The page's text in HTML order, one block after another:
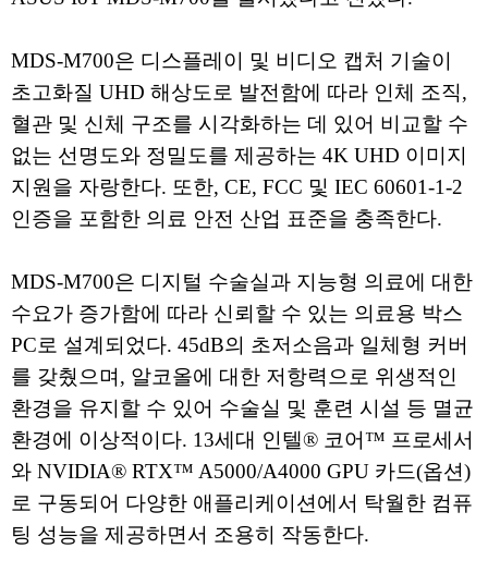
MDS-M700은 디스플레이 및 비디오 캡처 기술이
초고화질 UHD 해상도로 발전함에 따라 인체 조직,
혈관 및 신체 구조를 시각화하는 데 있어 비교할 수
없는 선명도와 정밀도를 제공하는 4K UHD 이미지
지원을 자랑한다. 또한, CE, FCC 및 IEC 60601-1-2
인증을 포함한 의료 안전 산업 표준을 충족한다.
MDS-M700은 디지털 수술실과 지능형 의료에 대한
수요가 증가함에 따라 신뢰할 수 있는 의료용 박스
PC로 설계되었다. 45dB의 초저소음과 일체형 커버
를 갖췄으며, 알코올에 대한 저항력으로 위생적인
환경을 유지할 수 있어 수술실 및 훈련 시설 등 멸균
환경에 이상적이다. 13세대 인텔® 코어™ 프로세서
와 NVIDIA® RTX™ A5000/A4000 GPU 카드(옵션)
로 구동되어 다양한 애플리케이션에서 탁월한 컴퓨
팅 성능을 제공하면서 조용히 작동한다.